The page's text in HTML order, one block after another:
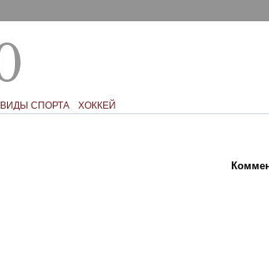
ВИДЫ СПОРТА ХОККЕЙ